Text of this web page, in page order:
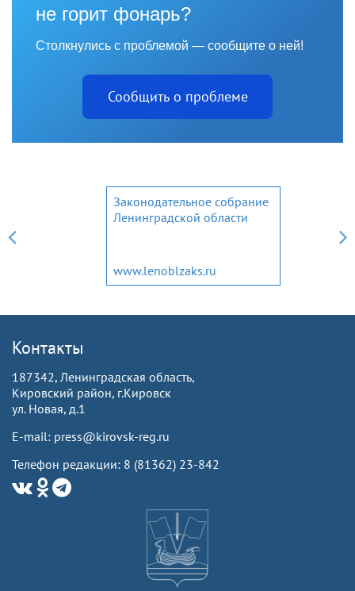
не горит фонарь?
Столкнулись с проблемой — сообщите о ней!
Сообщить о проблеме
Законодательное собрание
Ленинградской области
www.lenoblzaks.ru
Контакты
187342, Ленинградская область,
Кировский район, г.Кировск
ул. Новая, д.1
E-mail: press@kirovsk-reg.ru
Телефон редакции: 8 (81362) 23-842